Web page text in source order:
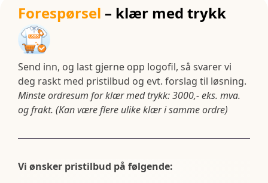
Forespørsel – klær med trykk
Send inn, og last gjerne opp logofil, så svarer vi
deg raskt med pristilbud og evt. forslag til løsning.
Minste ordresum for klær med trykk: 3000,- eks. mva.
og frakt. (Kan være flere ulike klær i samme ordre)
Vi ønsker pristilbud på følgende: